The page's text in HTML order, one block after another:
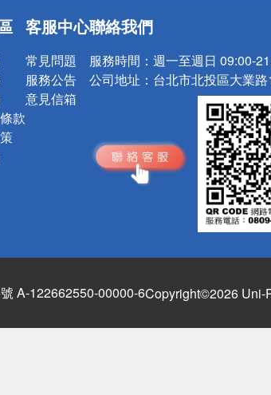
！請小心！
款
客服中心
常見問題
服務公告
意見信箱
聯絡我們
服務時間： 週一至週日 09:00-
公司地址： 台北市北投區大業
A-122662550-00000-6Copyright©2026 Uni-